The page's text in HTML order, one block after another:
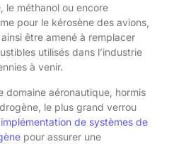
le méthanol ou encore
pour le kérosène des avions,
être amené à remplacer
utilisés dans l’industrie
à venir.
domaine aéronautique, hormis
le plus grand verrou
de systèmes de
pour assurer une